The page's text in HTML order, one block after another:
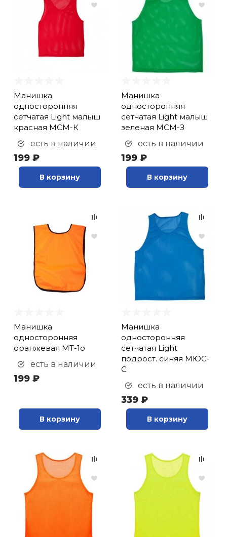
Манишка
односторонняя
сетчатая Light малыш
красная МСМ-К
есть в наличии
199 ₽
В корзину
Манишка
односторонняя
сетчатая Light малыш
зеленая МСМ-З
есть в наличии
199 ₽
В корзину
Манишка
односторонняя
оранжевая МТ-1о
есть в наличии
199 ₽
В корзину
Манишка
односторонняя
сетчатая Light
подрост. синяя МЮС-
С
есть в наличии
339 ₽
В корзину